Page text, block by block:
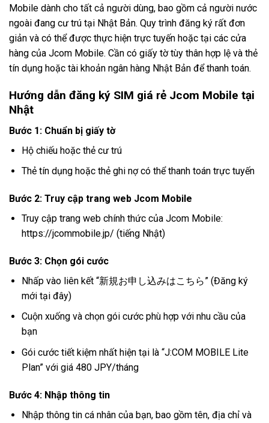
Mobile dành cho tất cả người dùng, bao gồm cả người nước
ngoài đang cư trú tại Nhật Bản. Quy trình đăng ký rất đơn
giản và có thể được thực hiện trực tuyến hoặc tại các cửa
hàng của Jcom Mobile. Cần có giấy tờ tùy thân hợp lệ và thẻ
tín dụng hoặc tài khoản ngân hàng Nhật Bản để thanh toán.
Hướng dẫn đăng ký SIM giá rẻ Jcom Mobile tại
Nhật
Bước 1: Chuẩn bị giấy tờ
Hộ chiếu hoặc thẻ cư trú
Thẻ tín dụng hoặc thẻ ghi nợ có thể thanh toán trực tuyến
Bước 2: Truy cập trang web Jcom Mobile
Truy cập trang web chính thức của Jcom Mobile:
https://jcommobile.jp/ (tiếng Nhật)
Bước 3: Chọn gói cước
Nhấp vào liên kết “新規お申し込みはこちら” (Đăng ký
mới tại đây)
Cuộn xuống và chọn gói cước phù hợp với nhu cầu của
bạn
Gói cước tiết kiệm nhất hiện tại là “J:COM MOBILE Lite
Plan” với giá 480 JPY/tháng
Bước 4: Nhập thông tin
Nhập thông tin cá nhân của bạn, bao gồm tên, địa chỉ và